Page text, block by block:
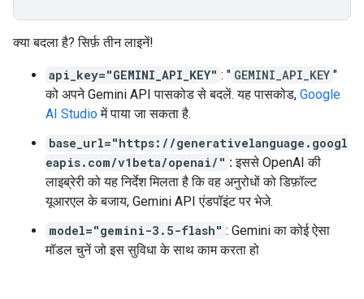
क्या बदला है? सिर्फ़ तीन लाइनें!
api_key="GEMINI_API_KEY" : " GEMINI_API_KEY "
को अपने Gemini API पासकोड से बदलें. यह पासकोड, Google
AI Studioमें पाया जा सकता है.
base_url="https://generativelanguage.googl
eapis.com/v1beta/openai/" :इससे OpenAI की
लाइब्रेरी को यह निर्देश मिलता है कि वह अनुरोधों को डिफ़ॉल्ट
यूआरएल के बजाय, Gemini API एंडपॉइंट पर भेजे.
model="gemini-3.5-flash" : Gemini का कोई ऐसा
मॉडल चुनें जो इस सुविधा के साथ काम करता हो